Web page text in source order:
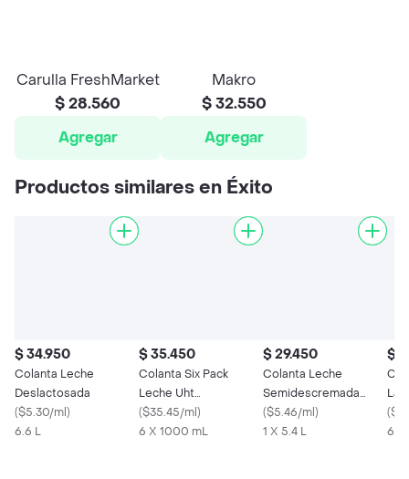
Carulla FreshMarket
$ 28.560
Agregar
Makro
$ 32.550
Agregar
Productos similares en Éxito
$ 34.950
Colanta Leche
Deslactosada
($5.30/ml)
6.6 L
$ 35.450
Colanta Six Pack
Leche Uht
Semidescremada
Deslactosada
($35.45/ml)
6 X 1000 mL
$ 29.450
Colanta Leche
Semidescremada
Deslactosada
($5.46/ml)
1 X 5.4 L
$
(
6 X